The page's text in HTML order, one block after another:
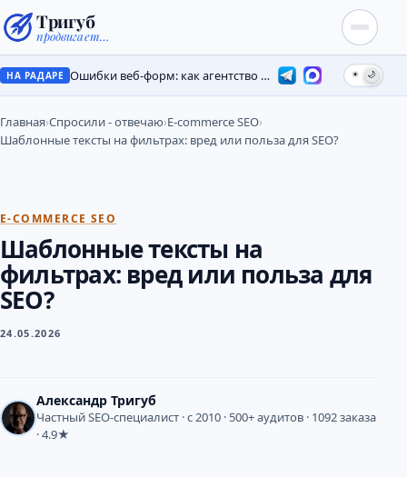
Тригуб
продвигает…
НА РАДАРЕ Ошибки веб-форм: как агентство потеряло лиды на месяцы ☀ 🌙
Главная›Спросили - отвечаю›E-commerce SEO›
Шаблонные тексты на фильтрах: вред или польза для SEO?
E-COMMERCE SEO
Шаблонные тексты на
фильтрах: вред или польза для
SEO?
24.05.2026
Александр Тригуб
Частный SEO-специалист · с 2010 · 500+ аудитов · 1092 заказа
· 4.9★